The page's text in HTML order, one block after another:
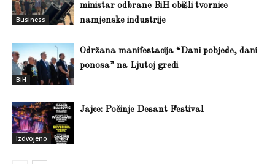
Business
ministar odbrane BiH obišli tvornice
namjenske industrije
BiH
Održana manifestacija “Dani pobjede, dani
ponosa” na Ljutoj gredi
Izdvojeno
Jajce: Počinje Desant Festival